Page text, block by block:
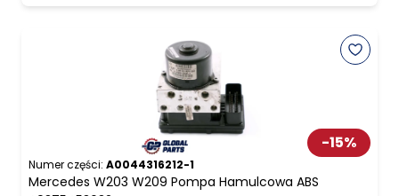
-15%
Numer części: A0044316212-1
Mercedes W203 W209 Pompa Hamulcowa ABS